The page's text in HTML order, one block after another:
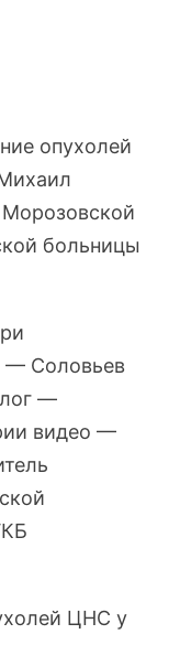
опухолей
больницы
— Соловьев
—
видео —
ЦНС у